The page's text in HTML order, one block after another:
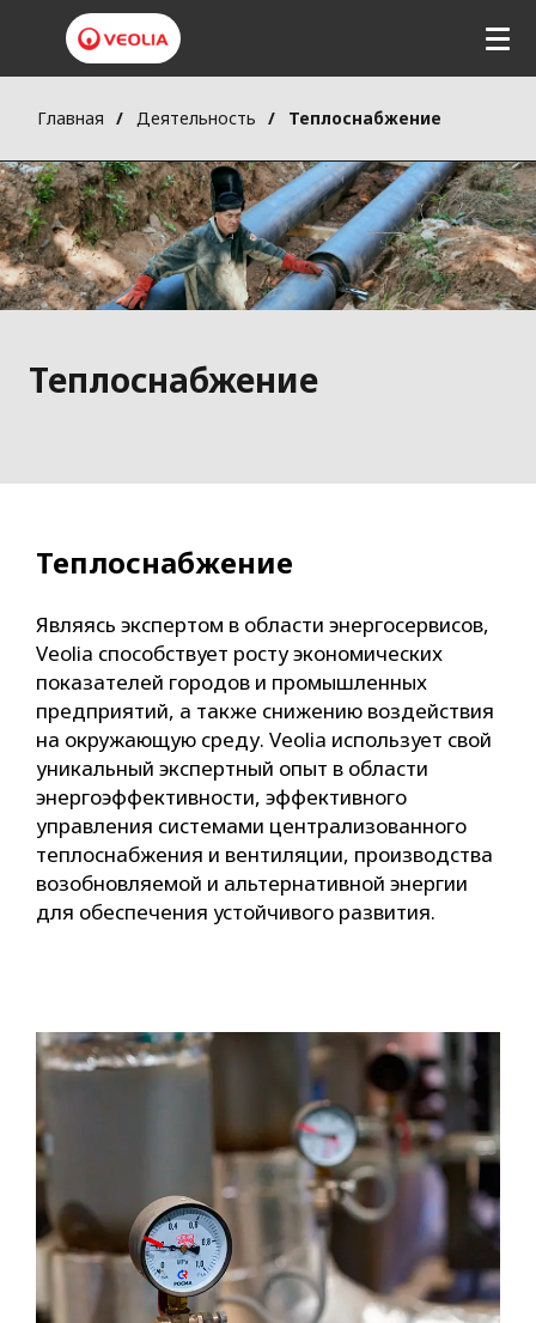
Перейти
основному
содержанию
Главная Деятельность Теплоснабжение
Теплоснабжение
Теплоснабжение
Являясь экспертом в области энергосервисов,
Veolia способствует росту экономических
показателей городов и промышленных
предприятий, а также снижению воздействия
на окружающую среду. Veolia использует свой
уникальный экспертный опыт в области
энергоэффективности, эффективного
управления системами централизованного
теплоснабжения и вентиляции, производства
возобновляемой и альтернативной энергии
для обеспечения устойчивого развития.